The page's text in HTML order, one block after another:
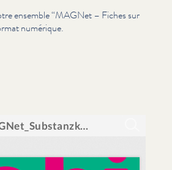
ensemble“MAGNet – Fiches sur
numérique.